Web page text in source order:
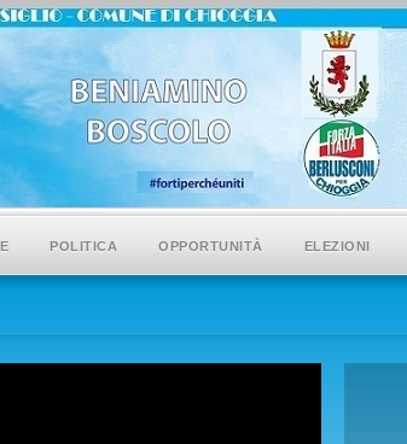
POLITICA OPPORTUNITÀ ELEZIONI